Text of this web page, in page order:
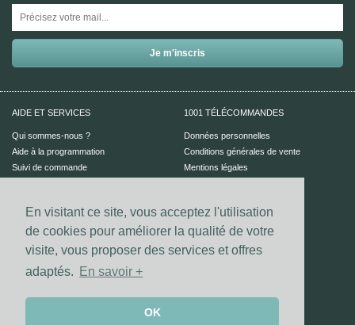
En visitant ce site, vous acceptez l'utilisation
de cookies pour améliorer la qualité de votre
visite, vous proposer des services et offres
adaptés.
En savoir +
OK
AIDE ET SERVICES
Qui sommes-nous ?
Aide à la programmation
Suivi de commande
1001 TÉLÉCOMMANDES
Données personnelles
Conditions générales de vente
Mentions légales
Vos coordonnées bancaires sont
Les paiements Visa et Mastercard sont
sécurisés grâce au dispositif 3D-secure.
UN CONSEIL ?
Nous contacter